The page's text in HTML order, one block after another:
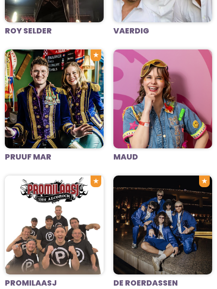
ROY SELDER VAERDIG
★
PRUUF MAR MAUD
★
PROMILAASJ
★
DE ROERDASSEN